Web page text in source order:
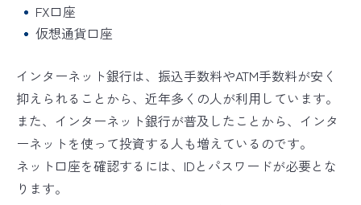
FX口座
仮想通貨口座
インターネット銀行は、振込手数料やATM手数料が安く
抑えられることから、近年多くの人が利用しています。
また、インターネット銀行が普及したことから、インタ
ーネットを使って投資する人も増えているのです。
ネット口座を確認するには、IDとパスワードが必要とな
ります。